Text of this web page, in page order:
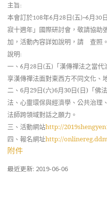
主旨:
本會訂於108年6月28 日 (五)~6月 30日
寂十週年」國際研討會，敬請協助
加，活動內容詳如說明，請 查照。
說明:
一 、 6月28 日 (五)
「漢傳禪法之當
享漢傳禪法面對東西方不同文化、
二、 6月29日(六)6月30日(日) 「佛
法、心靈環保與經濟學、公共治理
法師跨領域對話之願力。
三、活動網站http://
四、報名網址http://
附件
最近更新: 2019-06-06